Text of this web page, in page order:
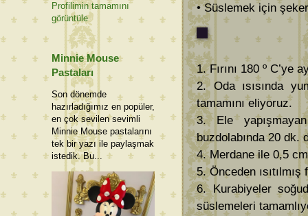
• Süslemek için
1. Fırını 180 º C’ye
2. Oda ısısında
tamamını eliyoruz.
3. Ele
buzdolabında 20 dk.
4. Merdane ile 0,5
5. Önceden
6. Kurabiyeler
süslemeleri
Profilimin tamamını
görüntüle
Minnie Mouse
Pastaları
Son dönemde
hazırladığımız en popüler,
en çok sevilen sevimli
Minnie Mouse pastalarını
tek bir yazı ile paylaşmak
istedik. Bu...